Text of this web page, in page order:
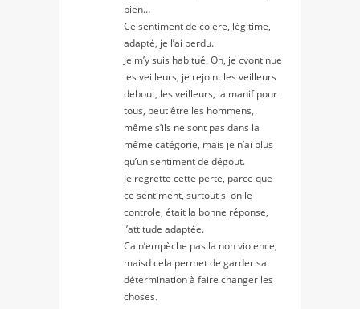
bien…
Ce sentiment de colère, légitime,
adapté, je l’ai perdu.
Je m’y suis habitué. Oh, je cvontinue
les veilleurs, je rejoint les veilleurs
debout, les veilleurs, la manif pour
tous, peut être les hommens,
même s’ils ne sont pas dans la
même catégorie, mais je n’ai plus
qu’un sentiment de dégout.
Je regrette cette perte, parce que
ce sentiment, surtout si on le
controle, était la bonne réponse,
l’attitude adaptée.
Ca n’empèche pas la non violence,
maisd cela permet de garder sa
détermination à faire changer les
choses.